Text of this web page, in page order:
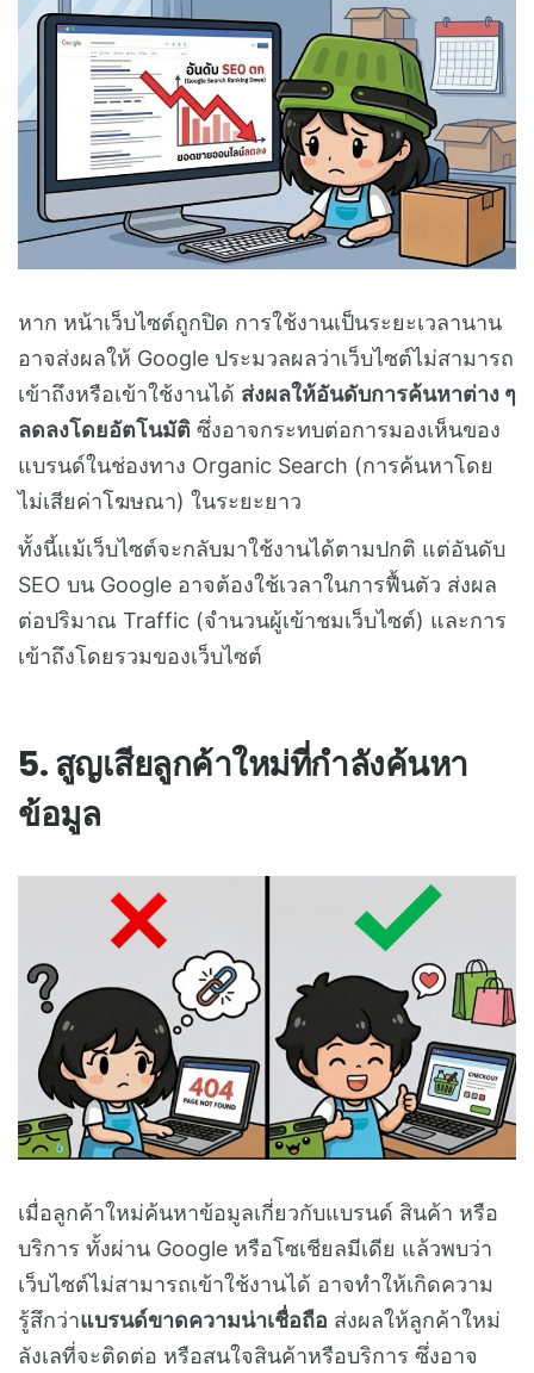
หาก หน้าเว็บไซต์ถูกปิด การใช้งานเป็นระยะเวลานาน
อาจส่งผลให้ Google ประมวลผลว่าเว็บไซต์ไม่สามารถ
เข้าถึงหรือเข้าใช้งานได้ ส่งผลให้อันดับการค้นหาต่าง ๆ
ลดลงโดยอัตโนมัติ ซึ่งอาจกระทบต่อการมองเห็นของ
แบรนด์ในช่องทาง Organic Search (การค้นหาโดย
ไม่เสียค่าโฆษณา) ในระยะยาว
ทั้งนี้แม้เว็บไซต์จะกลับมาใช้งานได้ตามปกติ แต่อันดับ
SEO บน Google อาจต้องใช้เวลาในการฟื้นตัว ส่งผล
ต่อปริมาณ Traffic (จำนวนผู้เข้าชมเว็บไซต์) และการ
เข้าถึงโดยรวมของเว็บไซต์
5. สูญเสียลูกค้าใหม่ที่กำลังค้นหา
ข้อมูล
เมื่อลูกค้าใหม่ค้นหาข้อมูลเกี่ยวกับแบรนด์ สินค้า หรือ
บริการ ทั้งผ่าน Google หรือโซเชียลมีเดีย แล้วพบว่า
เว็บไซต์ไม่สามารถเข้าใช้งานได้ อาจทำให้เกิดความ
รู้สึกว่าแบรนด์ขาดความน่าเชื่อถือ ส่งผลให้ลูกค้าใหม่
ลังเลที่จะติดต่อ หรือสนใจสินค้าหรือบริการ ซึ่งอาจ